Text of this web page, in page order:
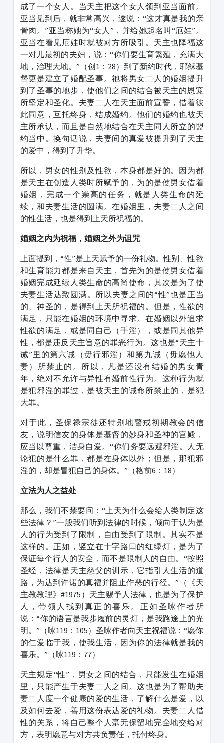
成了一个女人。当天主把这个女人领到亚当面前。
亚当见到后，就非常高兴，遂说：“这才真是我的亲
骨肉。”亚当称她为“女人”，并给她起名叫“厄娃”。
亚当在看见厄娃时就被对方所吸引。天主也降福这
一对儿最初的夫妇，说：“你们要生育繁殖，充满大
地，治理大地。”（创1：28）到了新约时代，耶稣基
督更是建立了婚配圣事。祂将男女二人的婚姻提升
到了圣事的地步，使他们之间的结合被天主的恩宠
所坚定和圣化。夫妻二人在天主面前宣誓，借着彼
此同意，互托终身，结成婚约。他们的婚约也被天
主所承认，而且是自然地结合在天主同人所立的盟
约当中。换句话说，夫妻间的真爱被提升到了天主
的爱中，得到了升华。
所以，男女的性别及性欲，本身都是好的。因为都
是天主在创造人类时所赋予的，为的是使男女借着
婚姻，完成一个崇高的任务，就是人类生命的延
续，和夫妻生活的圆满。在婚姻里，夫妻二人之间
的性生活，也是得到上天所祝福的。
婚姻之内为祝福，婚姻之外为诅咒
上面提到，“性”是上天赋予的一份礼物。性别、性欲
和生育能力都是来自天主，首先为的是使男女借着
婚姻完成延续人类生命的高尚使命，其次是为了使
夫妻生活达致圆满。所以夫妻之间的“性”也是正当
的、神圣的，是得到上天所祝福的。但是，性欲的
满足，只能在婚姻的环境中寻求。在婚姻以外追求
性欲的满足，或是同自己（手淫），或是同其他异
性，都是违反天主旨意的罪恶行为。这也是“天主十
诫”里的第六诫（毋行邪淫）和第九诫（毋愿他人
妻）所禁止的。所以，凡是还没有结婚的男女青
年，绝对不允许与异性有婚前性行为。这种行为就
是犯邪淫的罪过，是被天主的诫命所禁止的，是犯
大罪。
对于此，圣保禄宗徒还特别地警戒初期教会的信
友，说明信友的身体是基督的妙身和圣神的宫殿，
应当以尊重，洁身自爱。“你们务要远避邪淫。人无
论犯的是什么罪，都是在身体以外；但是，那犯邪
淫的，却是冒犯自己的身体。”（格前6：18）
立法为人之益处
那么，我们不禁要问：“上天为什么会给人类制定这
些法律？”一般我们听到法律的时候，倾向于认为是
人的行为受到了限制，自由受到了限制。其实不是
这样的。正如，竖立在十字路口的红绿灯，是为了
保证每个行人的安全，而不是限制人的自由。“按照
圣经，法律是天主慈父的训示，它指引人生活的道
路，为达到许诺的真福并阻止作恶的行径。”（《天
主教教理》#1975）天主赐予人法律，也是为了保护
人，带领人找到真正的喜乐。正如圣咏作者所
说：“你的语言是我步履前的灵灯，是我路途上的光
明。”（咏119：105）圣咏作者向天主祝福说：“愿你
的仁爱临于我，使我生活，因为你的法律就是我的
喜乐。”（咏119：77）
天主规定“性”，男女之间的结合，只能发生在婚姻
里，只能产生于夫妻二人之间。这也是为了帮助夫
妻二人度一个健康的爱的生活，了解什么是爱，以
及如何去爱，善用这份表达爱的礼物。夫妻二人借
性的关系，将自己整个人毫无保留地完全地交给对
方，表明愿意与对方共负责任，托付终身。